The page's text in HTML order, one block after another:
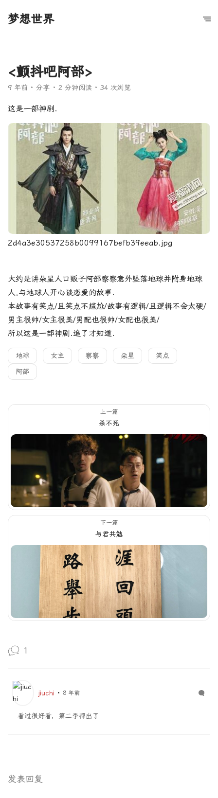
梦想世界
<颤抖吧阿部>
9 年前 分享 2 分钟阅读 34 次浏览
这是一部神剧.
2d4a3e30537258b0099167befb39eeab.jpg
大约是讲朵星人口贩子阿部察察意外坠落地球并附身地球
人,与地球人开心谈恋爱的故事.
本故事有笑点/且笑点不尴尬/故事有逻辑/且逻辑不会太硬/
男主很帅/女主很美/男配也很帅/女配也很美/
所以这是一部神剧.追了才知道.
地球 女主 察察 朵星 笑点
阿部
上一篇
杀不死
下一篇
与君共勉
1
jiuchi 8 年前
看过很好看，第二季都出了
发表回复